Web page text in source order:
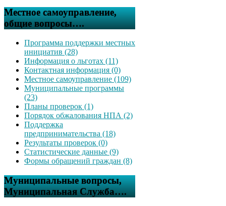
Местное самоуправление,
общие вопросы….
Программа поддержки местных
инициатив (28)
Информация о льготах (11)
Контактная информация (0)
Местное самоуправление (109)
Муниципальные программы
(23)
Планы проверок (1)
Порядок обжалования НПА (2)
Поддержка
предпринимательства (18)
Результаты проверок (0)
Статистические данные (9)
Формы обращений граждан (8)
Муниципальные вопросы,
Муниципальная Служба….